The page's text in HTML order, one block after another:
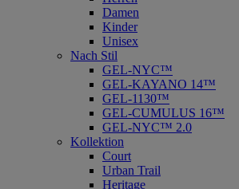
Damen
Kinder
Unisex
Nach Stil
GEL-NYC™
GEL-KAYANO 14™
GEL-1130™
GEL-CUMULUS 16™
GEL-NYC™ 2.0
Kollektion
Court
Urban Trail
Heritage